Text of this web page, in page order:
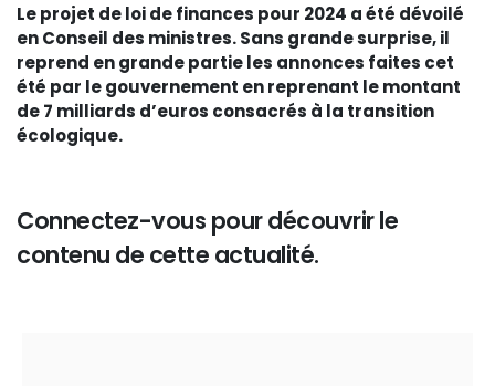
Le projet de loi de finances pour 2024 a été dévoilé
en Conseil des ministres. Sans grande surprise, il
reprend en grande partie les annonces faites cet
été par le gouvernement en reprenant le montant
de 7 milliards d’euros consacrés à la transition
écologique.
Connectez-vous pour découvrir le
contenu de cette actualité.